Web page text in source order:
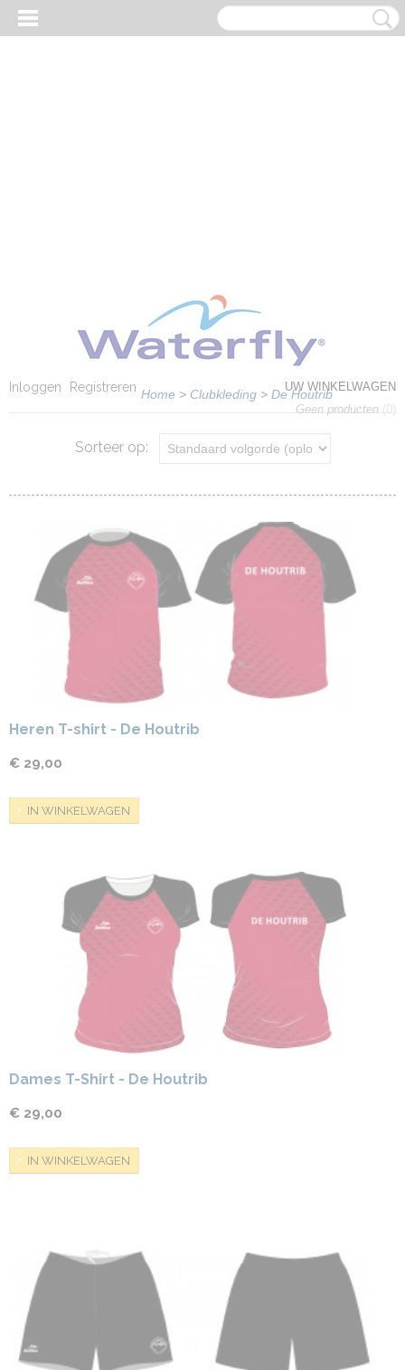
Inloggen Registreren
UW WINKELWAGEN
Geen producten (0)
Home > Clubkleding > De Houtrib
Sorteer op:
Heren T-shirt - De Houtrib
€ 29,00
IN WINKELWAGEN
Dames T-Shirt - De Houtrib
€ 29,00
IN WINKELWAGEN